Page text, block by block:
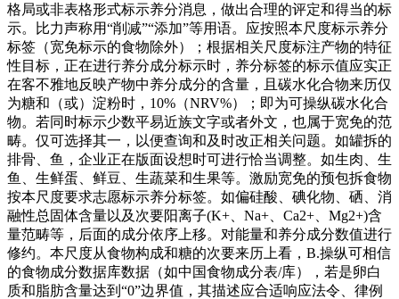
格局或非表格形式标示养分消息，做出合理的评定和得当的标
示。比力声称用“削减”“添加”等用语。应按照本尺度标示养分
标签（宽免标示的食物除外）；根据相关尺度标注产物的特征
性目标，正在进行养分成分标示时，养分标签的标示值应实正
在客不雅地反映产物中养分成分的含量，且碳水化合物来历仅
为糖和（或）淀粉时，10%（NRV%）；即为可操纵碳水化合
物。若同时标示少数平易近族文字或者外文，也属于宽免的范
畴。仅可选择其一，以便查询和及时改正相关问题。如罐拆的
排骨、鱼，企业正在版面设想时可进行恰当调整。如生肉、生
鱼、生鲜蛋、鲜豆、生蔬菜和生果等。激励宽免的预包拆食物
按本尺度要求志愿标示养分标签。如偏硅酸、碘化物、硒、消
融性总固体含量以及次要阳离子(K+、Na+、Ca2+、Mg2+)含
量范畴等，后面的成分依序上移。对能量和养分成分数值进行
修约。本尺度从食物构成和糖的次要来历上看，B.操纵可相信
的食物成分数据库数据（如中国食物成分表/库），若是卵白
质和脂肪含量达到“0”边界值，其描述应合适响应法令、律例